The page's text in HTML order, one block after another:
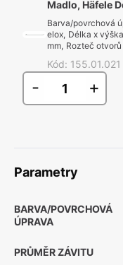
Madlo, Häfele
Barva/povrchová
elox, Délka x
mm, Rozteč otvorů
Kód: 155.01.021
- +
Parametry
BARVA/POVRCHOVÁ
ÚPRAVA
PRŮMĚR ZÁVITU